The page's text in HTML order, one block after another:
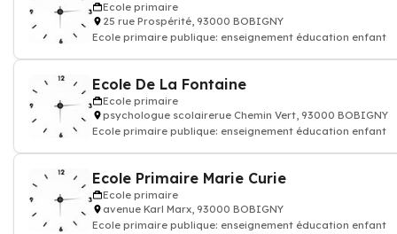
Ecole primaire
25 rue Prospérité, 93000 BOBIGNY
Ecole primaire publique: enseignement éducation enfant
Ecole De La Fontaine
Ecole primaire
psychologue scolairerue Chemin Vert, 93000 BOBIGNY
Ecole primaire publique: enseignement éducation enfant
Ecole Primaire Marie Curie
Ecole primaire
avenue Karl Marx, 93000 BOBIGNY
Ecole primaire publique: enseignement éducation enfant